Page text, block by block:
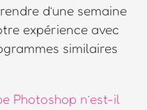
d’une semaine
expérience avec
similaires
Photoshop n’est-il